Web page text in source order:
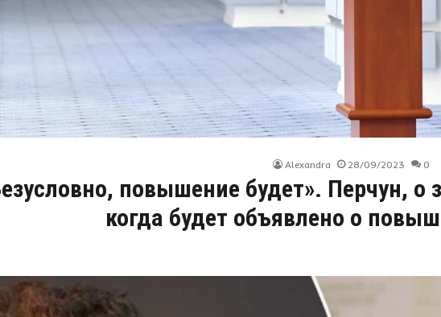
Alexandra 28/09/2023 0
повышение будет». Перчун, о
когда будет объявлено о